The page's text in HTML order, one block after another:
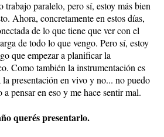
trabajo paralelo, pero sí, estoy más bien
Ahora, concretamente en estos días,
de lo que tiene que ver con el
de todo lo que vengo. Pero sí, estoy
que empezar a planificar la
Como también la instrumentación es
presentación en vivo y no... no puedo
a pensar en eso y me hace sentir mal.
querés presentarlo.